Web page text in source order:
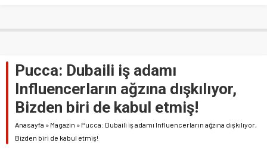
Pucca: Dubaili iş adamı
Influencerların ağzına dışkılıyor,
Bizden biri de kabul etmiş!
Anasayfa » Magazin » Pucca: Dubaili iş adamı Influencerların ağzına dışkılıyor,
Bizden biri de kabul etmiş!